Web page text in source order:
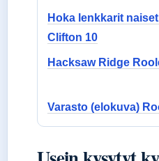
Hoka lenkkarit
Clifton 10
Hacksaw Ridge
Varasto (elokuva)